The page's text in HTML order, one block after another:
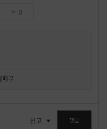
0
매구
신고 댓글